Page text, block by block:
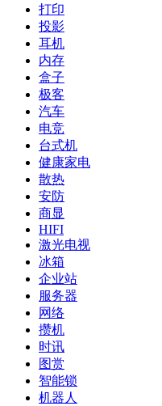
打印
投影
耳机
内存
盒子
极客
汽车
电竞
台式机
健康家电
散热
安防
商显
HIFI
激光电视
冰箱
企业站
服务器
网络
攒机
时讯
图赏
智能锁
机器人